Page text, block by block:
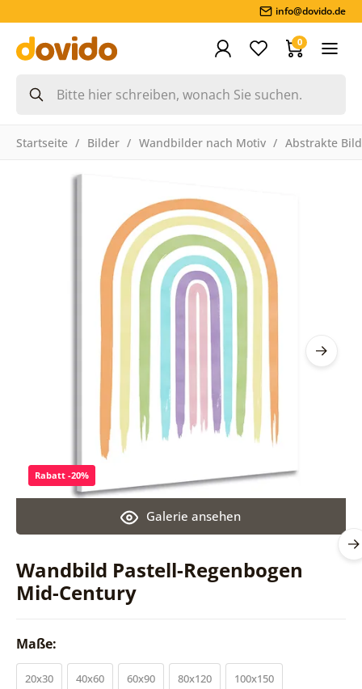
info@dovido.de
0
Startseite Bilder Wandbilder nach Motiv Abstrakte
Wandbild Pastell-Regenbogen
Mid-Century
Galerie ansehen
Rabatt -20%
Maße:
20x30 40x60 60x90 80x120 100x150